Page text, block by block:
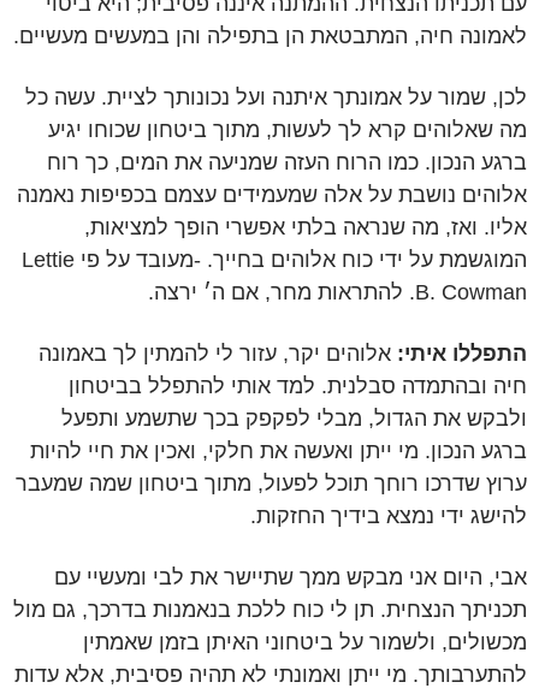
לאמונה חיה, המתבטאת הן בתפילה והן במעשים מעשיים.
לכן, שמור על אמונתך איתנה ועל נכונותך לציית. עשה כל
מה שאלוהים קרא לך לעשות, מתוך ביטחון שכוחו יגיע
ברגע הנכון. כמו הרוח העזה שמניעה את המים, כך רוח
אלוהים נושבת על אלה שמעמידים עצמם בכפיפות נאמנה
אליו. ואז, מה שנראה בלתי אפשרי הופך למציאות,
המוגשמת על ידי כוח אלוהים בחייך. -מעובד על פי Lettie
B. Cowman. להתראות מחר, אם ה׳ ירצה.
התפללו איתי: אלוהים יקר, עזור לי להמתין לך באמונה
חיה ובהתמדה סבלנית. למד אותי להתפלל בביטחון
ולבקש את הגדול, מבלי לפקפק בכך שתשמע ותפעל
ברגע הנכון. מי ייתן ואעשה את חלקי, ואכין את חיי להיות
ערוץ שדרכו רוחך תוכל לפעול, מתוך ביטחון שמה שמעבר
להישג ידי נמצא בידיך החזקות.
אבי, היום אני מבקש ממך שתיישר את לבי ומעשיי עם
תכניתך הנצחית. תן לי כוח ללכת בנאמנות בדרכך, גם מול
מכשולים, ולשמור על ביטחוני האיתן בזמן שאמתין
להתערבותך. מי ייתן ואמונתי לא תהיה פסיבית, אלא עדות